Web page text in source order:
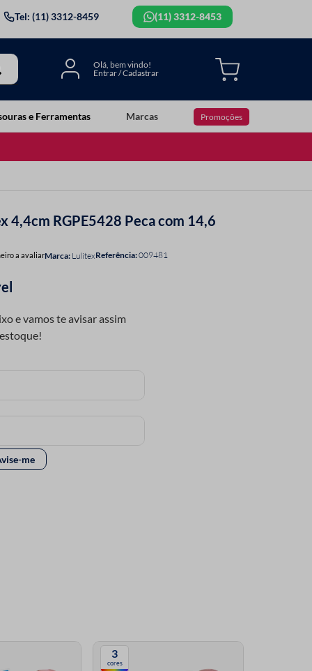
Tel: (11) 3312-8459 (11) 3312-8453
e Ferramentas Marcas Promoções
4,4cm RGPE5428 Peca com 14,6
a avaliar LulitexReferência:009481
3
cores